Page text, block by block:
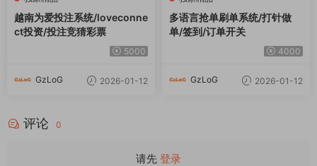
越南为爱投注系统/loveconne
ct投资/投注竞猜彩票
5000
GzLoG 2026-01-12
多语言抢单刷单系统/打针做
单/签到/订单开关
4000
GzLoG 2026-01-12
评论 0
请先 登录